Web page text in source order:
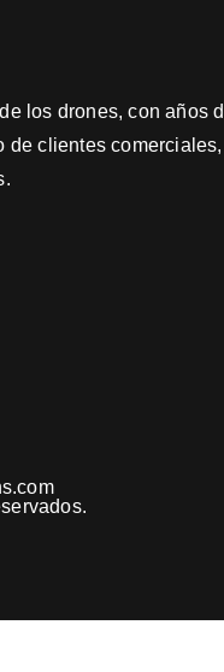
los drones, con años
de clientes comerciales,